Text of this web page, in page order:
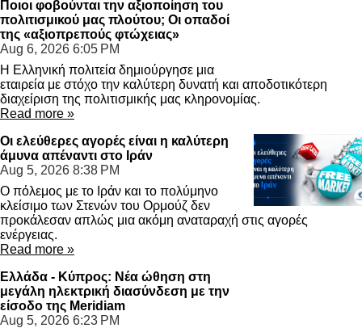
Ποιοι φοβούνται την αξιοποίηση του
πολιτισμικού μας πλούτου; Οι οπαδοί
της «αξιοπρεπούς φτώχειας»
Aug 6, 2026 6:05 PM
Η Ελληνική πολιτεία δημιούργησε μια
εταιρεία με στόχο την καλύτερη δυνατή και αποδοτικότερη
διαχείριση της πολιτισμικής μας κληρονομίας.
Read more »
Οι ελεύθερες αγορές είναι η καλύτερη
άμυνα απέναντι στο Ιράν
Aug 5, 2026 8:38 PM
Ο πόλεμος με το Ιράν και το πολύμηνο
κλείσιμο των Στενών του Ορμούζ δεν
προκάλεσαν απλώς μια ακόμη αναταραχή στις αγορές
ενέργειας.
Read more »
Ελλάδα - Κύπρος: Νέα ώθηση στη
μεγάλη ηλεκτρική διασύνδεση με την
είσοδο της Meridiam
Aug 5, 2026 6:23 PM